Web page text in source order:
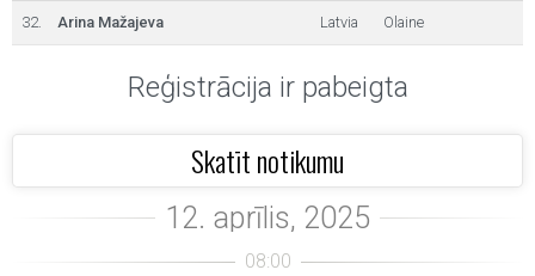
32. Arina Mažajeva Latvia Olaine
Reģistrācija ir pabeigta
Skatīt notikumu